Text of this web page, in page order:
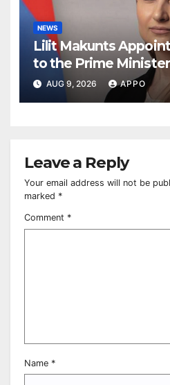
NEWS
Lilit Makunts
to the Prime
AUG 9, 2026 APPO
Leave a Reply
Your email address will not be
marked *
Comment *
Name *